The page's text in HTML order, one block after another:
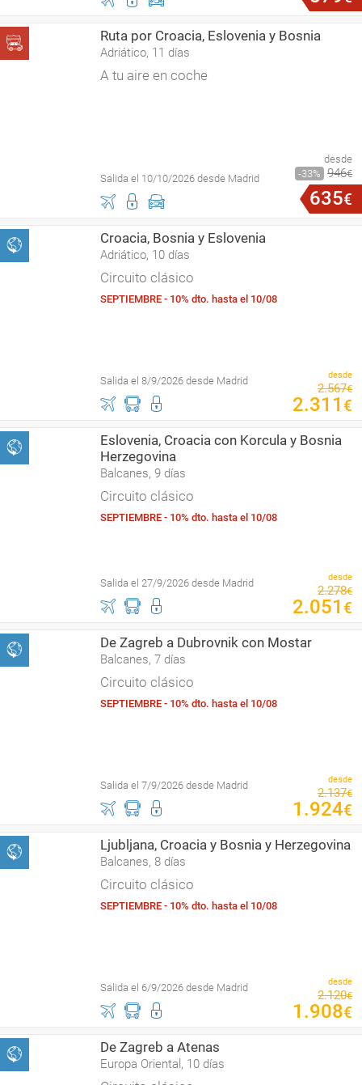
Ruta por Croacia, Eslovenia y Bosnia
Adriático, 11 días
A tu aire en coche
Salida el 10/10/2026 desde Madrid
desde
33
946€
635€
Croacia, Bosnia y Eslovenia
Adriático, 10 días
Circuito clásico
SEPTIEMBRE - 10% dto. hasta el 10/08
Salida el 8/9/2026 desde Madrid desde
2.567€
2.311 €
Eslovenia, Croacia con Korcula y Bosnia
Herzegovina
Balcanes, 9 días
Circuito clásico
SEPTIEMBRE - 10% dto. hasta el 10/08
Salida el 27/9/2026 desde Madrid desde
2.278€
2.051 €
De Zagreb a Dubrovnik con Mostar
Balcanes, 7 días
Circuito clásico
SEPTIEMBRE - 10% dto. hasta el 10/08
Salida el 7/9/2026 desde Madrid desde
2.137€
1 .924€
Ljubljana, Croacia y Bosnia y Herzegovina
Balcanes, 8 días
Circuito clásico
SEPTIEMBRE - 10% dto. hasta el 10/08
Salida el 6/9/2026 desde Madrid desde
2.120€
1 .908€
De Zagreb a Atenas
Europa Oriental, 10 días